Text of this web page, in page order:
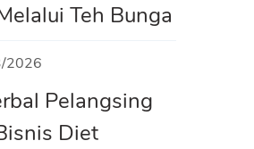
Teh Bunga
2026
Pelangsing
Diet